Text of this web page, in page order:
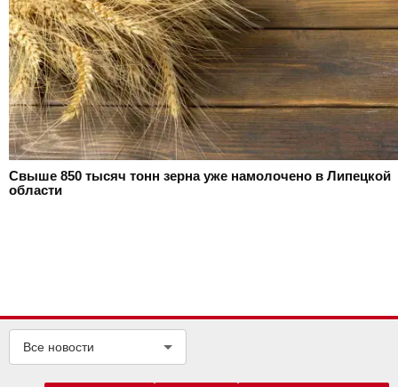
Свыше 850 тысяч тонн зерна уже намолочено в Липецкой
области
Все новости